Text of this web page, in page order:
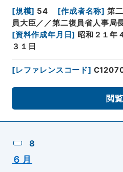
[規模] 54 [作成者名称] 第
員大臣／／第二復員省人事局
[資料作成年月日] 昭和２１年
３１日
[レファレンスコード]
閲覧
8
６月